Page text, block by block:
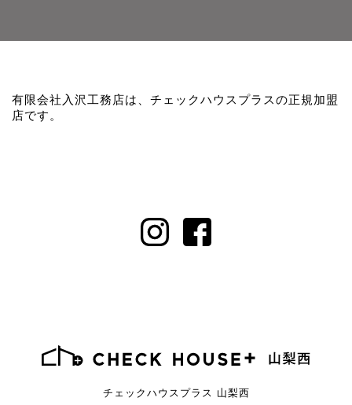
有限会社入沢工務店は、チェックハウスプラスの正規加盟
店です。
チェックハウスプラス 山梨西